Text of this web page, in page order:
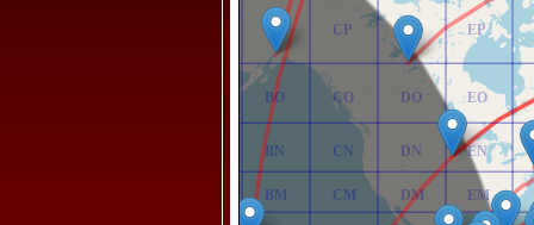
BM
BN
BO
BP
CM
CN
CO
CP
DM
DN
DO
DP
EM
EN
EO
EP